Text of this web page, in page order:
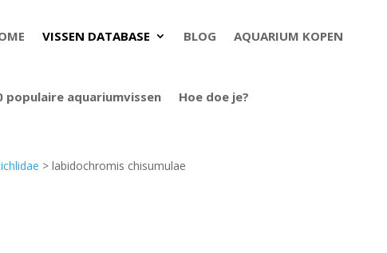
VISSEN DATABASE BLOG AQUARIUM KOPEN
populaire aquariumvissen Hoe doe je?
> labidochromis chisumulae